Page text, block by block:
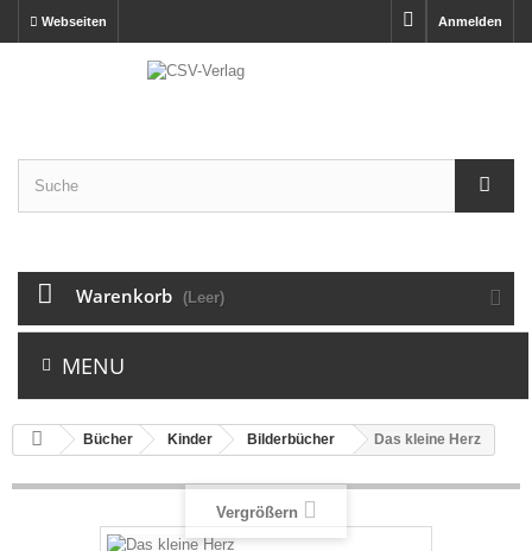
Anmelden
Webseiten
Warenkorb (Leer)
MENU
Bücher Kinder Bilderbücher Das kleine Herz
Vergrößern